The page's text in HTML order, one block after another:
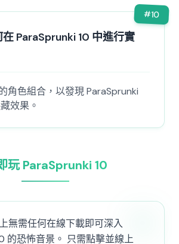
#10
ParaSprunki 10 中進行實
角色組合，以發現 ParaSprunki
效果。
玩 ParaSprunki 10
無需任何在線下載即可深入
的恐怖音景。 只需點擊並線上